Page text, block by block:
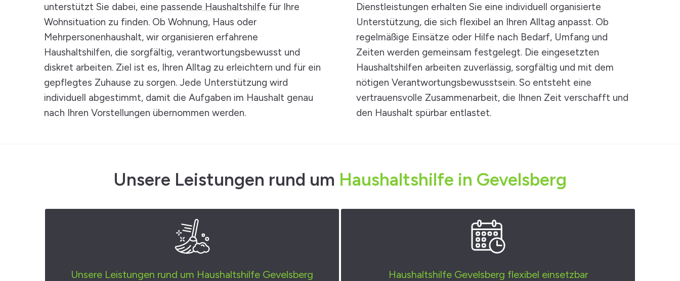
unterstützt Sie dabei, eine passende Haushaltshilfe für Ihre
Wohnsituation zu finden. Ob Wohnung, Haus oder
Mehrpersonenhaushalt, wir organisieren erfahrene
Haushaltshilfen, die sorgfältig, verantwortungsbewusst und
diskret arbeiten. Ziel ist es, Ihren Alltag zu erleichtern und für ein
gepflegtes Zuhause zu sorgen. Jede Unterstützung wird
individuell abgestimmt, damit die Aufgaben im Haushalt genau
nach Ihren Vorstellungen übernommen werden.
Dienstleistungen erhalten Sie eine individuell organisierte
Unterstützung, die sich flexibel an Ihren Alltag anpasst. Ob
regelmäßige Einsätze oder Hilfe nach Bedarf, Umfang und
Zeiten werden gemeinsam festgelegt. Die eingesetzten
Haushaltshilfen arbeiten zuverlässig, sorgfältig und mit dem
nötigen Verantwortungsbewusstsein. So entsteht eine
vertrauensvolle Zusammenarbeit, die Ihnen Zeit verschafft und
den Haushalt spürbar entlastet.
Unsere Leistungen rund um Haushaltshilfe in Gevelsberg
Unsere Leistungen rund um Haushaltshilfe Gevelsberg Haushaltshilfe Gevelsberg flexibel einsetzbar